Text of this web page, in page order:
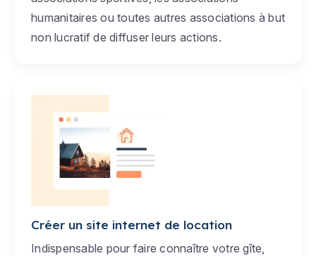
humanitaires ou toutes autres associations à but
non lucratif de diffuser leurs actions.
Créer un site internet de location
Indispensable pour faire connaître votre gîte,